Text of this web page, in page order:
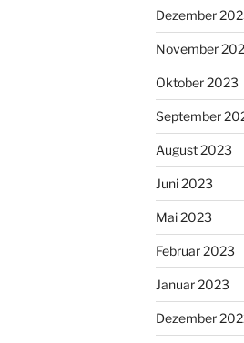
Dezember
November
Oktober 2023
September
August 2023
Juni 2023
Mai 2023
Februar 2023
Januar 2023
Dezember